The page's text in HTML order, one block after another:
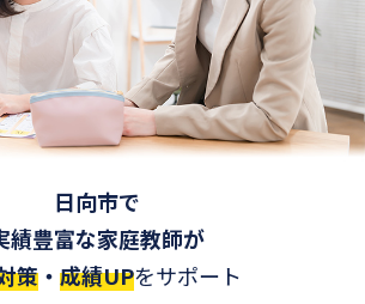
日向市で
績豊富な家庭教師が
策 ・ 成績UPをサポート